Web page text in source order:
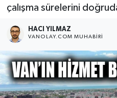
çalışma sürelerini
HACI YILMAZ
VANOLAY.COM MUHABIRI